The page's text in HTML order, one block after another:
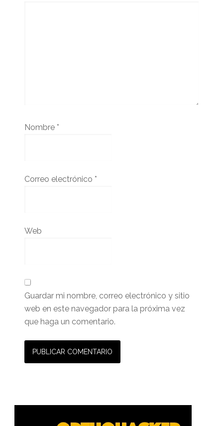
Nombre *
Correo electrónico *
Web
Guardar mi nombre, correo electrónico y sitio
web en este navegador para la próxima vez
que haga un comentario.
Barra